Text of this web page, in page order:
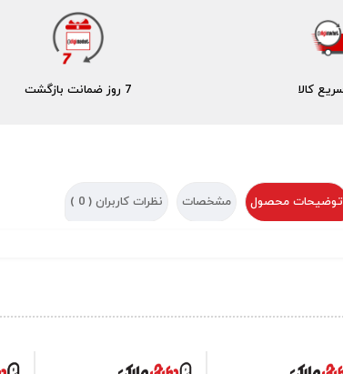
7 روز ضمانت بازگشت کالا
توضیحات محصول مشخصات نظرات کاربران ( 0
)